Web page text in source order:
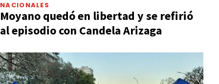
NACIONALES
Moyano quedó en libertad y se refirió
al episodio con Candela Arizaga